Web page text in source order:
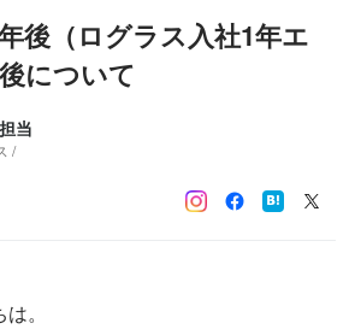
後（ログラス入社1年エ
について
当
/
。